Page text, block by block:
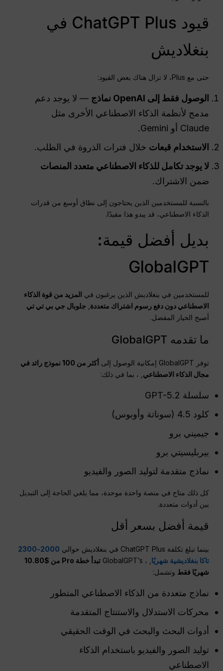
قيود ChatGPT Plus في
بنغلاديش
حتى مع Plus، لا تزال هناك بعض القيود:
الوصول فقط إلى OpenAI نماذج — لا يوجد دعم
مدمج لأنظمة الذكاء الاصطناعي الأخرى مثل
Claude أو Gemini.
الاستخدام قبعات خلال فترات الذروة في الطلب.
لا يوجد تكامل للذكاء الاصطناعي متعدد المنصات
ضمن الاشتراك.
بالنسبة للمستخدمين الذين يحتاجون إلى نطاق أوسع من قدرات
الذكاء الاصطناعي، قد يبدو هذا مقيدًا.
بديل أفضل قيمة:
GlobalGPT
للمستخدمين في بنغلاديش الذين يرغبون في المزيد من قوة الذكاء
الاصطناعي دون دفع رسوم اشتراك متعددة, جلوبال جي بي تي تي
أصبح الخيار المفضل.
ما تقدمه GlobalGPT
توفر GlobalGPT إمكانية الوصول إلى
أكثر من 100 نموذج رائد في
مجال الذكاء الاصطناعي , ، بما في ذلك:
سلسلة GPT-5.2
كلود 4.5 (سوناتة وأوبوس)
جيميني برو
بيربليسيتي برو
نماذج متقدمة لتوليد الصور والفيديو
كل ذلك متاح في منصة واحدة موحدة، مما يلغي الحاجة إلى التبديل
بين أدوات متعددة.
قيمة أفضل بسعر أقل
بينما تبلغ تكلفة ChatGPT Plus في بنغلاديش حوالي
2000-2300
تاكا بنغلاديشية شهريًا , ، GlobalGPT’s
تبدأ خطة Pro من $10.80
شهريًا فقط وتشمل:
نماذج متعددة من الذكاء الاصطناعي المتطور
محركات الاستدلال والاستنتاج المتقدمة
أدوات البحث والبحث في الوقت الحقيقي
توليد الصور والفيديو باستخدام الذكاء
الاصطناعي